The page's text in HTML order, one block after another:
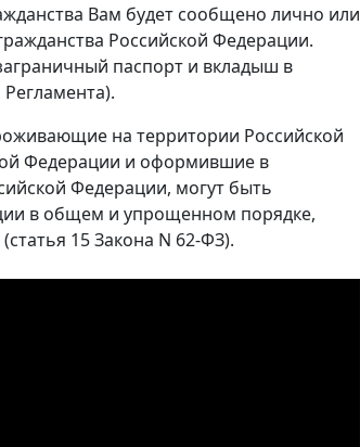
Вам будет сообщено лично или
Российской Федерации.
паспорт и вкладыш в
на территории Российской
Федерации и оформившие в
Федерации, могут быть
в общем и упрощенном порядке,
15 Закона N 62-ФЗ).